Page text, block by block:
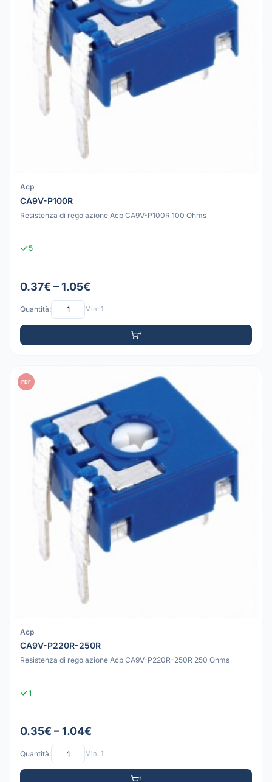
Acp
CA9V-P100R
Resistenza di regolazione Acp CA9V-P100R 100 Ohms
5
0.37€ – 1.05€
Quantità: Min: 1
PDF
Acp
CA9V-P220R-250R
Resistenza di regolazione Acp CA9V-P220R-250R 250 Ohms
1
0.35€ – 1.04€
Quantità: Min: 1